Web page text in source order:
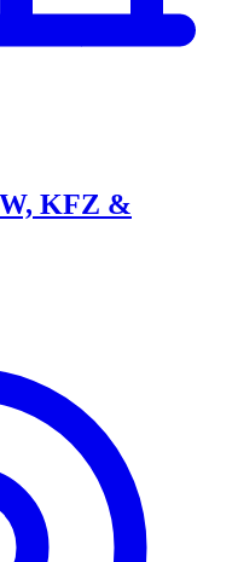
KFZ &